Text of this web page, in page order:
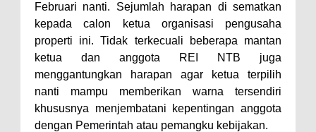
Berjalan Bertahap
"Polisi Peduli" Satsamapta
Polres Bima Bantu Warga Padolo
Atasi Krisis Air Bersih
Wali Kota Bima Tinjau Rumah
Warga Tidak Layak Huni di
Februari nanti. Sejumlah harapan di sematkan
kepada calon ketua organisasi pengusaha
properti ini. Tidak terkecuali beberapa mantan
ketua dan anggota REI NTB juga
menggantungkan harapan agar ketua terpilih
nanti mampu memberikan warna tersendiri
khususnya menjembatani kepentingan anggota
dengan Pemerintah atau pemangku kebijakan.